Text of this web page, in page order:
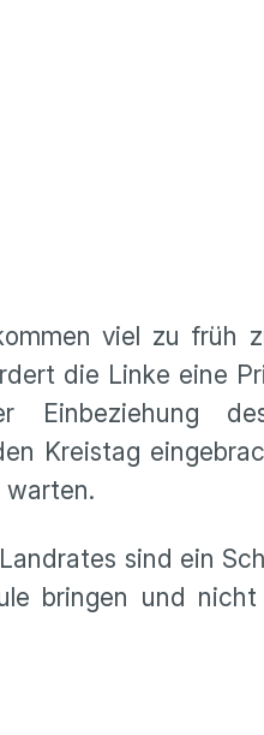
viel zu früh
die Linke eine
Einbeziehung
Kreistag
warten.
sind ein
bringen und